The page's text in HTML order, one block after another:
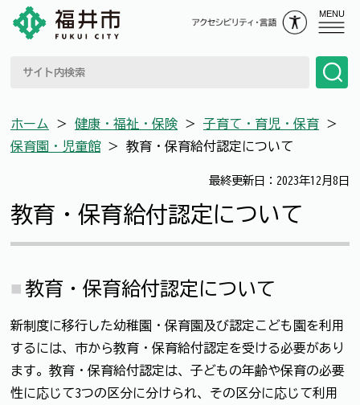
MENU
ホーム ＞ 健康・福祉・保険 ＞ 子育て・育児・保育 ＞
保育園・児童館＞ 教育・保育給付認定について
最終更新日：2023年12月8日
教育・保育給付認定について
教育・保育給付認定について
新制度に移行した幼稚園・保育園及び認定こども園を利用
するには、市から教育・保育給付認定を受ける必要があり
ます。教育・保育給付認定は、子どもの年齢や保育の必要
性に応じて3つの区分に分けられ、その区分に応じて利用